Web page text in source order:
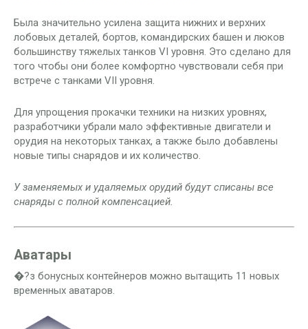
Была значительно усилена защита нижних и верхних
лобовых деталей, бортов, командирских башен и люков
большинству тяжелых танков VI уровня. Это сделано для
того чтобы они более комфортно чувствовали себя при
встрече с танками VII уровня.
Для упрощения прокачки техники на низких уровнях,
разработчики убрали мало эффективные двигатели и
орудия на некоторых танках, а также было добавлены
новые типы снарядов и их количество.
У заменяемых и удаляемых орудий будут списаны все
снаряды с полной компенсацией.
Аватары
�?з бонусных контейнеров можно вытащить 11 новых
временных аватаров.